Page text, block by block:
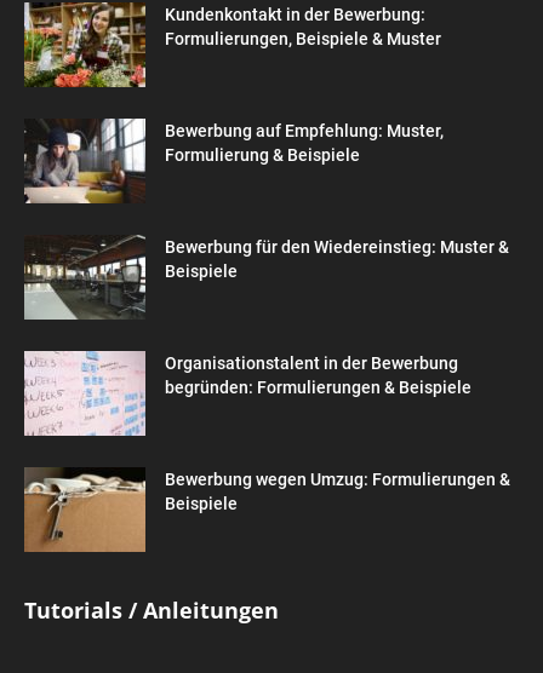
Kundenkontakt in der Bewerbung:
Formulierungen, Beispiele & Muster
Bewerbung auf Empfehlung: Muster,
Formulierung & Beispiele
Bewerbung für den Wiedereinstieg: Muster &
Beispiele
Organisationstalent in der Bewerbung
begründen: Formulierungen & Beispiele
Bewerbung wegen Umzug: Formulierungen &
Beispiele
Tutorials / Anleitungen